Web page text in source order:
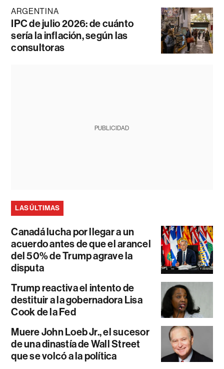
ARGENTINA
IPC de julio 2026: de cuánto
sería la inflación, según las
consultoras
PUBLICIDAD
LAS ÚLTIMAS
Canadá lucha por llegar a un
acuerdo antes de que el arancel
del 50% de Trump agrave la
disputa
Trump reactiva el intento de
destituir a la gobernadora Lisa
Cook de la Fed
Muere John Loeb Jr., el sucesor
de una dinastía de Wall Street
que se volcó a la política